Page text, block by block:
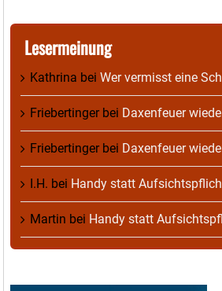
Lesermeinung
Kathrina bei Wer vermisst eine
Friebertingerbei Daxenfeuer
Friebertingerbei Daxenfeuer
I.H. bei Handy statt
Martin bei Handy statt